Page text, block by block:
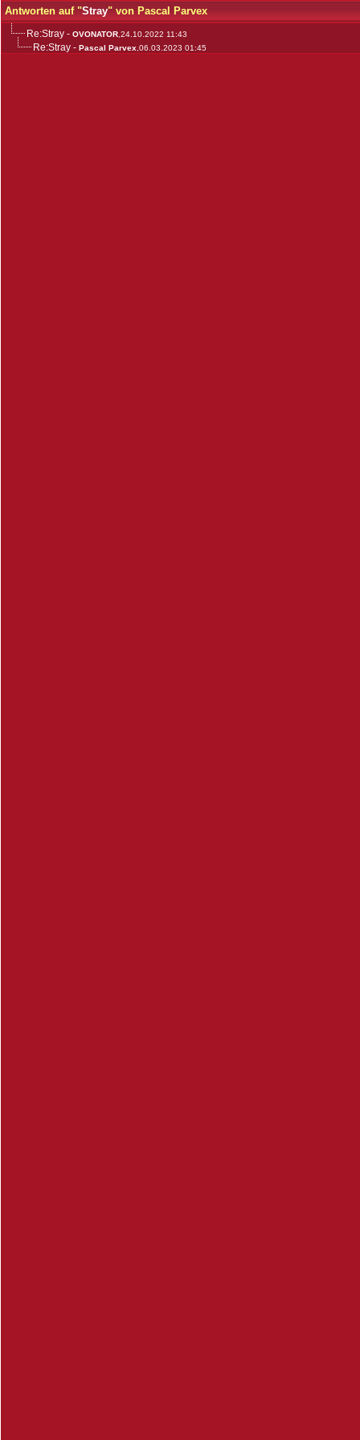
Antworten auf "Stray" von Pascal Parvex
Re:Stray - OVONATOR ,24.10.2022 11:43
Re:Stray - Pascal Parvex ,06.03.2023 01:45